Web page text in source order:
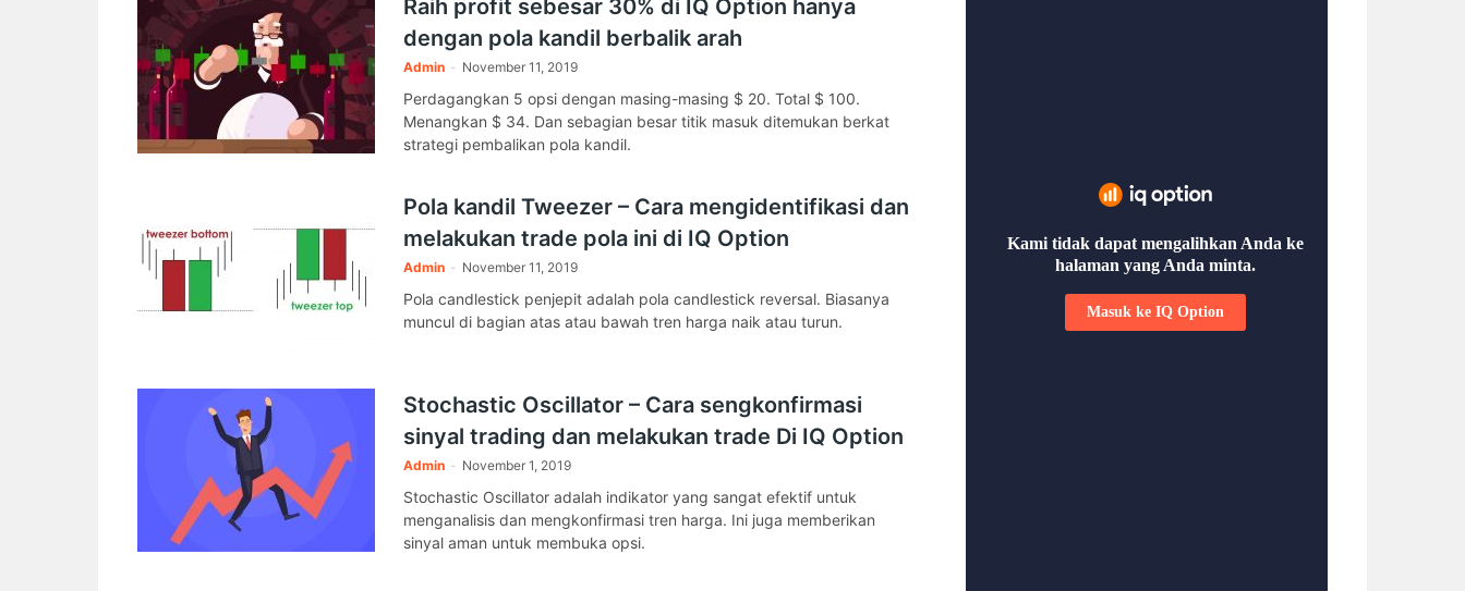
Raih profit sebesar 30% di IQ Option hanya
dengan pola kandil berbalik arah
Admin - November 11, 2019
Perdagangkan 5 opsi dengan masing-masing $ 20. Total $ 100.
Menangkan $ 34. Dan sebagian besar titik masuk ditemukan berkat
strategi pembalikan pola kandil.
Pola kandil Tweezer – Cara mengidentifikasi dan
melakukan trade pola ini di IQ Option
Admin - November 11, 2019
Pola candlestick penjepit adalah pola candlestick reversal. Biasanya
muncul di bagian atas atau bawah tren harga naik atau turun.
Stochastic Oscillator – Cara sengkonfirmasi
sinyal trading dan melakukan trade Di IQ Option
Admin - November 1, 2019
Stochastic Oscillator adalah indikator yang sangat efektif untuk
menganalisis dan mengkonfirmasi tren harga. Ini juga memberikan
sinyal aman untuk membuka opsi.